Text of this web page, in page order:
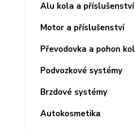
Alu kola a příslušenství
Motor a příslušenství
Převodovka a pohon kol
Podvozkové systémy
Brzdové systémy
Autokosmetika